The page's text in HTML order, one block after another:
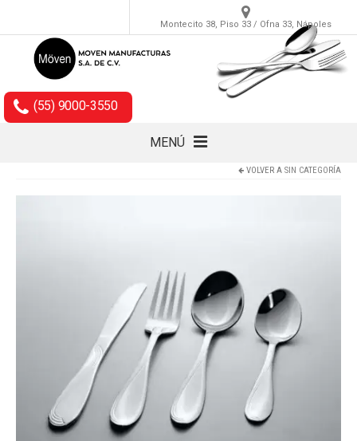
Montecito 38, Piso 33 / Ofna 33, Nápoles
(55) 9000-3550
MENÚ
VOLVER A SIN CATEGORÍA